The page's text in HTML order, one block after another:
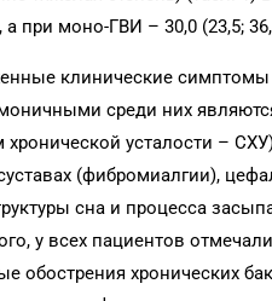
а при моно-ГВИ – 30,0 (23,5;
клинические
среди них
хронической усталости –
(фибромиалгии),
сна и процесса
у всех пациентов
обострения хронических